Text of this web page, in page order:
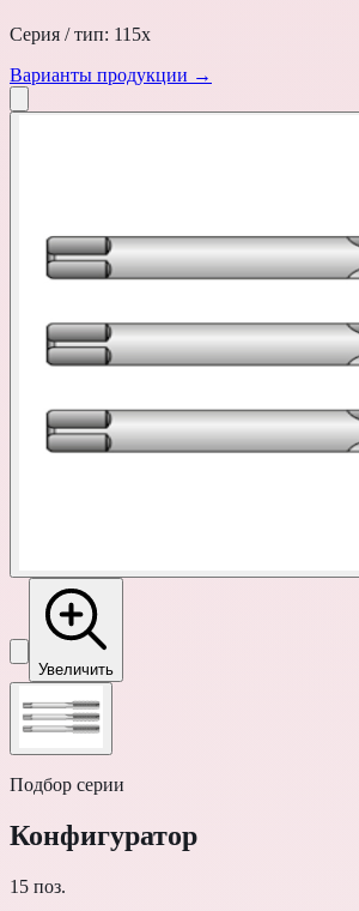
Серия / тип: 115х
Варианты продукции →
Увеличить
Подбор серии
Конфигуратор
15 поз.